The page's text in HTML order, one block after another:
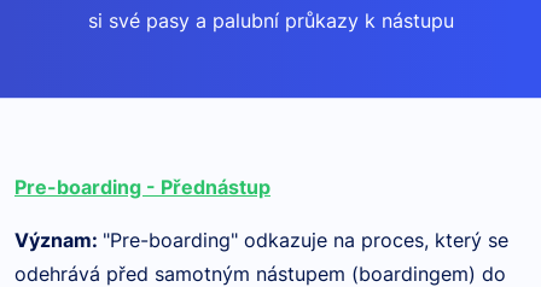
si své pasy a palubní průkazy k nástupu
Pre-boarding - Přednástup
Význam: "Pre-boarding" odkazuje na proces, který se
odehrává před samotným nástupem (boardingem) do